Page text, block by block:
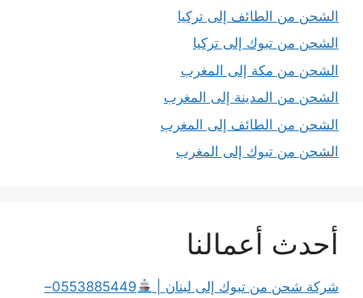
الشحن من الطائف إلى تركيا
الشحن من تبوك إلى تركيا
الشحن من مكة إلى المغرب
الشحن من المدينة إلى المغرب
الشحن من الطائف إلى المغرب
الشحن من تبوك إلى المغرب
أحدث أعمالنا
شركة شحن من تبوك إلى لبنان |
0553885449–